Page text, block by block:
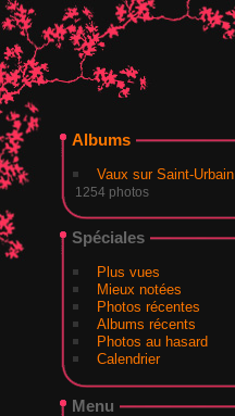
Albums
Vaux sur Saint-Urbain
1254 photos
Spéciales
Plus vues
Mieux notées
Photos récentes
Albums récents
Photos au hasard
Calendrier
Menu